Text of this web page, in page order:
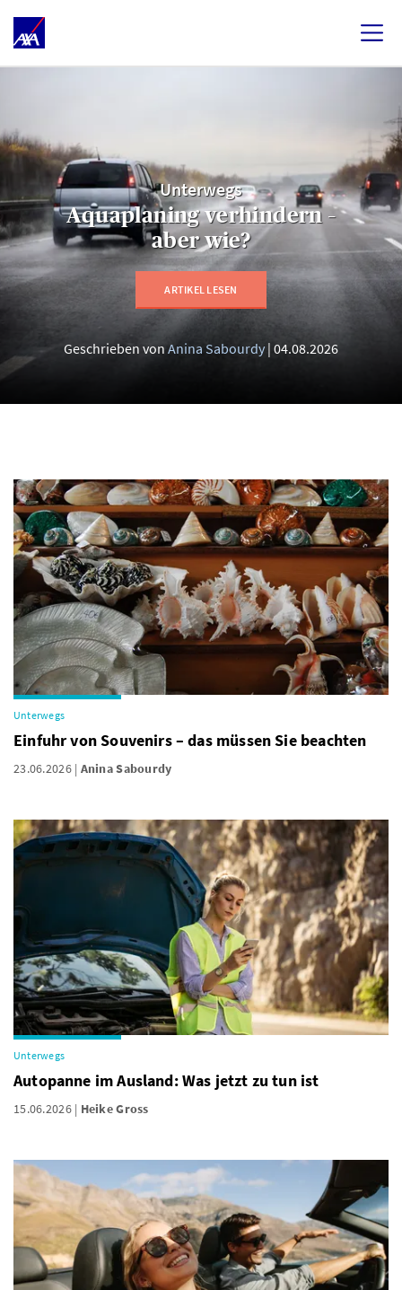
Unterwegs
Aquaplaning verhindern –
aber wie?
ARTIKEL LESEN
Geschrieben vonAnina Sabourdy 04.08.2026
Unterwegs
Einfuhr von Souvenirs – das müssen Sie beachten
23.06.2026 Anina Sabourdy
Unterwegs
Autopanne im Ausland: Was jetzt zu tun ist
15.06.2026 Heike Gross